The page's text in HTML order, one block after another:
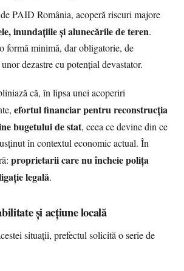
PAID România, acoperă riscuri majore
inundațiile și alunecările de teren.
formă minimă, dar obligatorie, de
dezastre cu potențial devastator.
că, în lipsa unei acoperiri
efortul financiar pentru reconstrucția
bugetului de stat, ceea ce devine din ce
în contextul economic actual. În
proprietarii care nu încheie polița
legală.
și acțiune locală
situații, prefectul solicită o serie de